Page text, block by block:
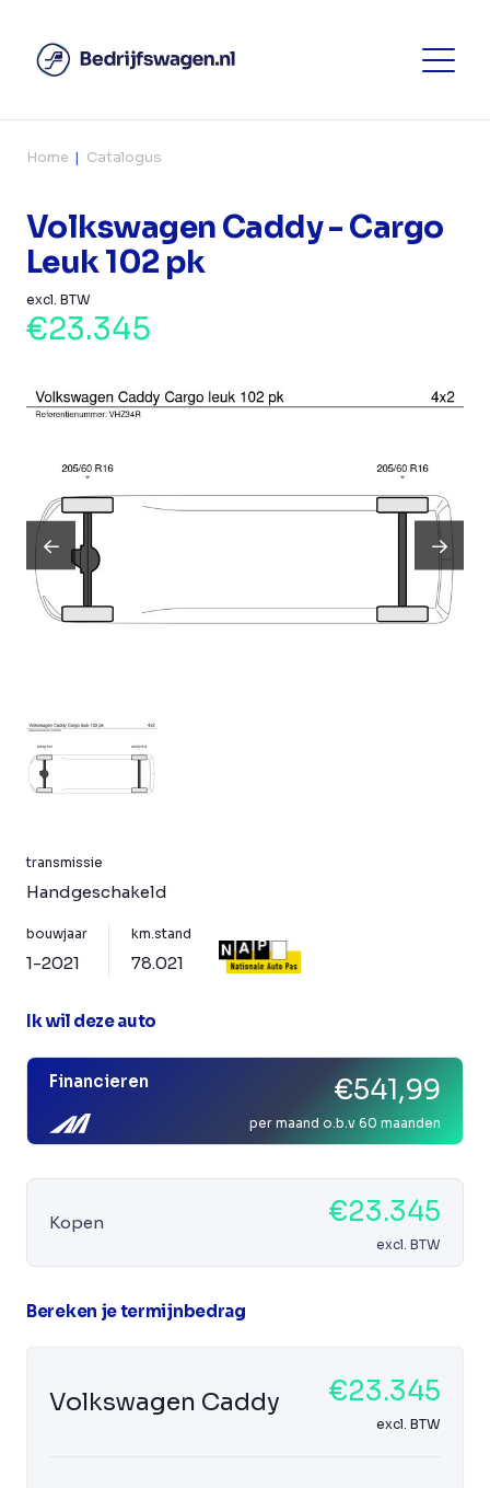
Home Catalogus
Volkswagen Caddy - Cargo
Leuk 102 pk
excl. BTW
€23.345
transmissie
Handgeschakeld
bouwjaar
1-2021
km.stand
78.021
Ik wil deze auto
Financieren €541,99
per maand o.b.v 60 maanden
Kopen €23.345
excl. BTW
Bereken je termijnbedrag
Volkswagen Caddy €23.345
excl. BTW